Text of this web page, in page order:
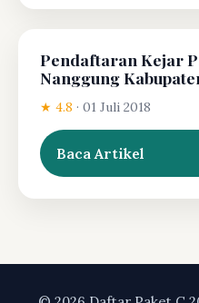
Pendaftaran Kejar
Nanggung
★ 4.8 · 01 Juli 2018
Baca Artikel